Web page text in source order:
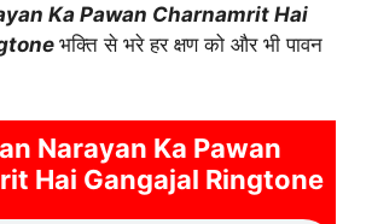
Ka Pawan Charnamrit Hai
भक्ति से भरे हर क्षण को और भी पावन
Narayan Ka Pawan
Hai Gangajal Ringtone